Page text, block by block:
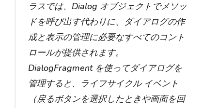
ラスでは、Dialog オブジェクトでメソッ
ドを呼び出す代わりに、ダイアログの作
成と表示の管理に必要なすべてのコント
ロールが提供されます。
DialogFragment を使ってダイアログを
管理すると、ライフサイクル イベント
（戻るボタンを選択したときや画面を回